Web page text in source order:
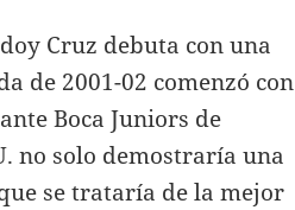
Cruz debuta con una
de 2001-02 comenzó con
Boca Juniors de
no solo demostraría una
se trataría de la mejor